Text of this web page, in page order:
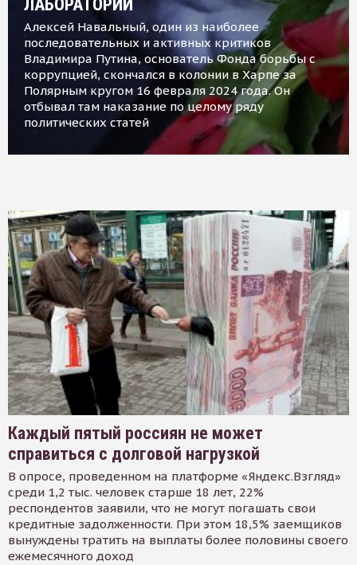
ЛАБОРАТОРИИ
Алексей Навальный, один из наиболее
последовательных и активных критиков
Владимира Путина, основатель Фонда борьбы с
коррупцией, скончался в колонии в Харпе за
Полярным кругом 16 февраля 2024 года. Он
отбывал там наказание по целому ряду
политических статей
Каждый пятый россиян не может
справиться с долговой нагрузкой
В опросе, проведенном на платформе «Яндекс.Взгляд»
среди 1,2 тыс. человек старше 18 лет, 22%
респондентов заявили, что не могут погашать свои
кредитные задолженности. При этом 18,5% заемщиков
вынуждены тратить на выплаты более половины своего
ежемесячного доход